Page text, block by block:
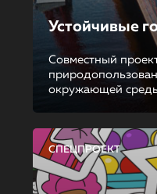
Устойчивые
Совместный
окружающей
СПЕЦПРОЕКТ